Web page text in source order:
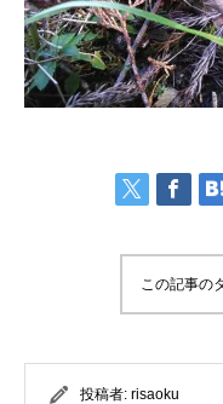
この記事の
投稿者: risaoku